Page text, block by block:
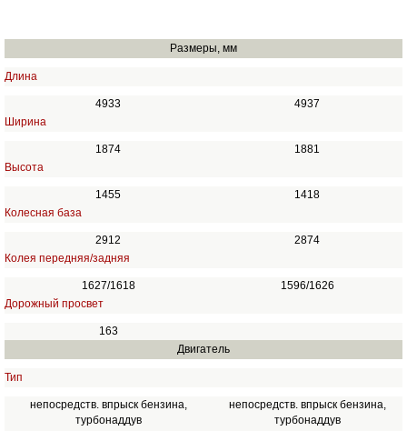
Размеры, мм
Длина
4933
4937
Ширина
1874
1881
Высота
1455
1418
Колесная база
2912
2874
Колея передняя/задняя
1627/1618
1596/1626
Дорожный просвет
163
Двигатель
Тип
непосредств. впрыск бензина,
турбонаддув
непосредств. впрыск бензина,
турбонаддув